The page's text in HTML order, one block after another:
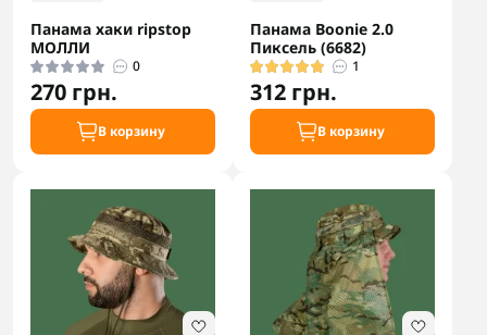
Панама хаки ripstop
МОЛЛИ
0
270 грн.
В корзину
Панама Boonie 2.0
Пиксель (6682)
1
312 грн.
В корзину